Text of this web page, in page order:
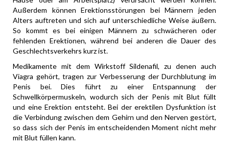
Außerdem können Erektionsstörungen bei Männern jeden
Alters auftreten und sich auf unterschiedliche Weise äußern.
So kommt es bei einigen Männern zu schwächeren oder
fehlenden Erektionen, während bei anderen die Dauer des
Geschlechtsverkehrs kurz ist.
Medikamente mit dem Wirkstoff Sildenafil, zu denen auch
Viagra gehört, tragen zur Verbesserung der Durchblutung im
Penis bei. Dies führt zu einer Entspannung der
Schwellkörpermuskeln, wodurch sich der Penis mit Blut füllt
und eine Erektion entsteht. Bei der erektilen Dysfunktion ist
die Verbindung zwischen dem Gehirn und den Nerven gestört,
so dass sich der Penis im entscheidenden Moment nicht mehr
mit Blut füllen kann.